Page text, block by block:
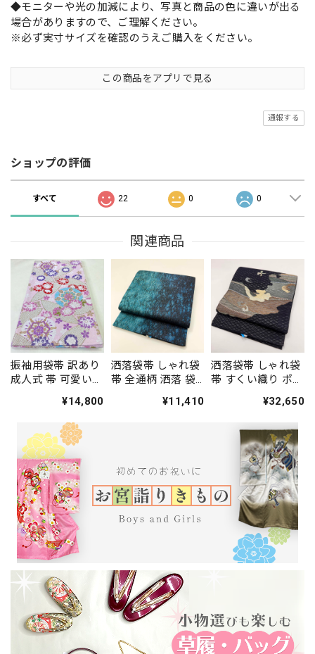
◆モニターや光の加減により、写真と商品の色に違いが出る
場合がありますので、ご理解ください。
※必ず実寸サイズを確認のうえご購入をください。
この商品をアプリで見る
通報する
ショップの評価
すべて 22 0 0
関連商品
振袖用袋帯 訳あり
成人式 帯 可愛い
ル 礼装 振袖 正絹
結婚式 仕立て上が
り ピンク 444cm
2761
¥14,800
洒落袋帯 しゃれ袋
帯 全通柄 洒落 袋
色無地 紬 434cm
¥11,410
洒落袋帯 しゃれ袋
帯 すくい織り ポイ
紬 451cm 中古 正
¥32,650